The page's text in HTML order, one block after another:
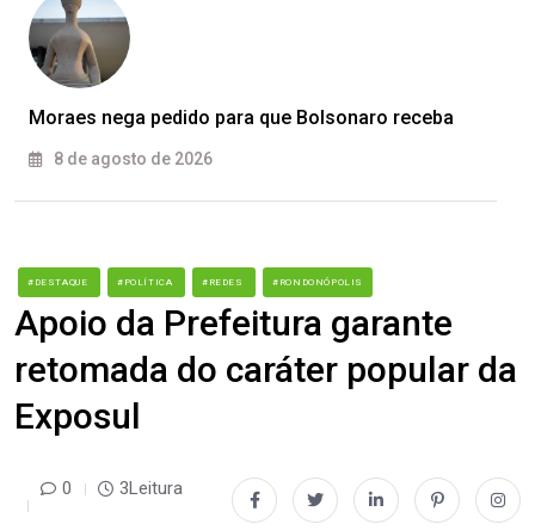
Moraes nega pedido para que Bolsonaro receba
8 de agosto de 2026
#DESTAQUE #POLÍTICA #REDES #RONDONÓPOLIS
Apoio da Prefeitura garante
retomada do caráter popular da
Exposul
0 3Leitura